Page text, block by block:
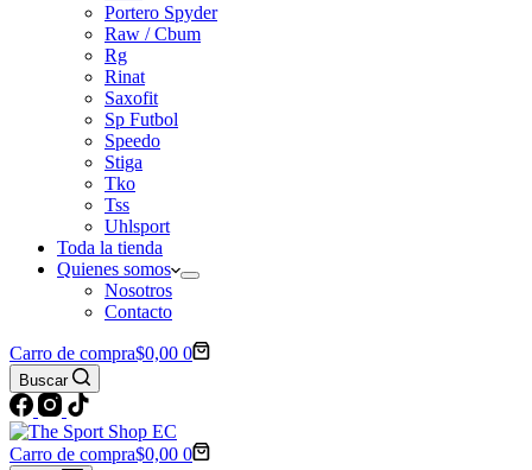
Portero Spyder
Raw / Cbum
Rg
Rinat
Saxofit
Sp Futbol
Speedo
Stiga
Tko
Tss
Uhlsport
Toda la tienda
Quienes somos
Nosotros
Contacto
Carro de compra$0,00 0
Buscar
Carro de compra$0,00 0